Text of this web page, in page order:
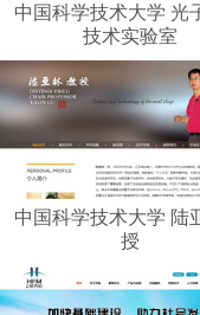
中国科学技术大学 光
技术实验室
中国科学技术大学 陆
授